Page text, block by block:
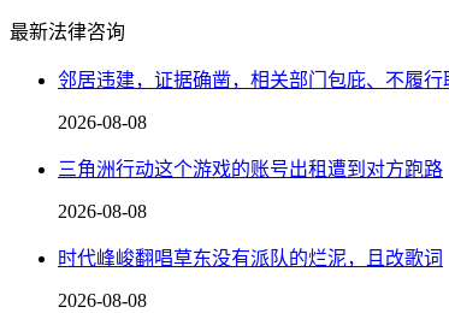
最新法律咨询
邻居违建，证据确凿，相关部门包庇、不履
2026-08-08
三角洲行动这个游戏的账号出租遭到对方跑路
2026-08-08
时代峰峻翻唱草东没有派队的烂泥，且改歌词
2026-08-08